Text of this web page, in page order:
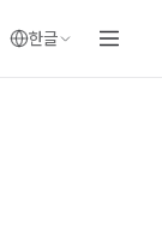
한글